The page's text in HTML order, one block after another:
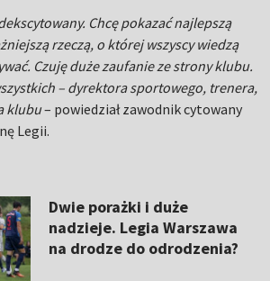
Chcę pokazać najlepszą
rzeczą, o której wszyscy wiedzą
Czuję duże zaufanie ze strony klubu.
– dyrektora sportowego, trenera,
klubu– powiedział zawodnik cytowany
Legii.
Dwie porażki i duże
nadzieje. Legia Warszawa
na drodze do odrodzenia?